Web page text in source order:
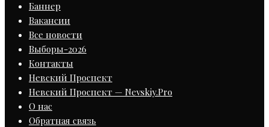
Баннер
Вакансии
Все новости
Выборы-2026
Контакты
Невский Проспект
Невский Проспект — Nevskiy.Pro
О нас
Обратная связь